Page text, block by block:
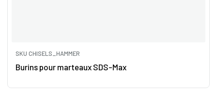
SKU CHISELS_HAMMER
Burins pour marteaux SDS-Max